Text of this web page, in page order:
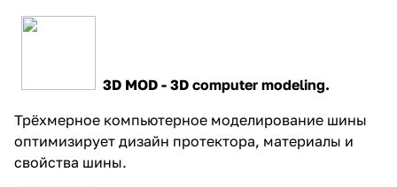
3D MOD - 3D computer modeling.
Трёхмерное компьютерное моделирование шины
оптимизирует дизайн протектора, материалы и
свойства шины.